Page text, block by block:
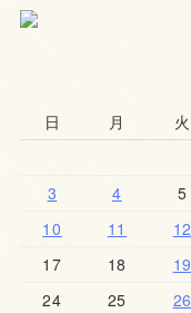
日
月 火
3
4 5
10
11 12
17
18 19
24
25 26